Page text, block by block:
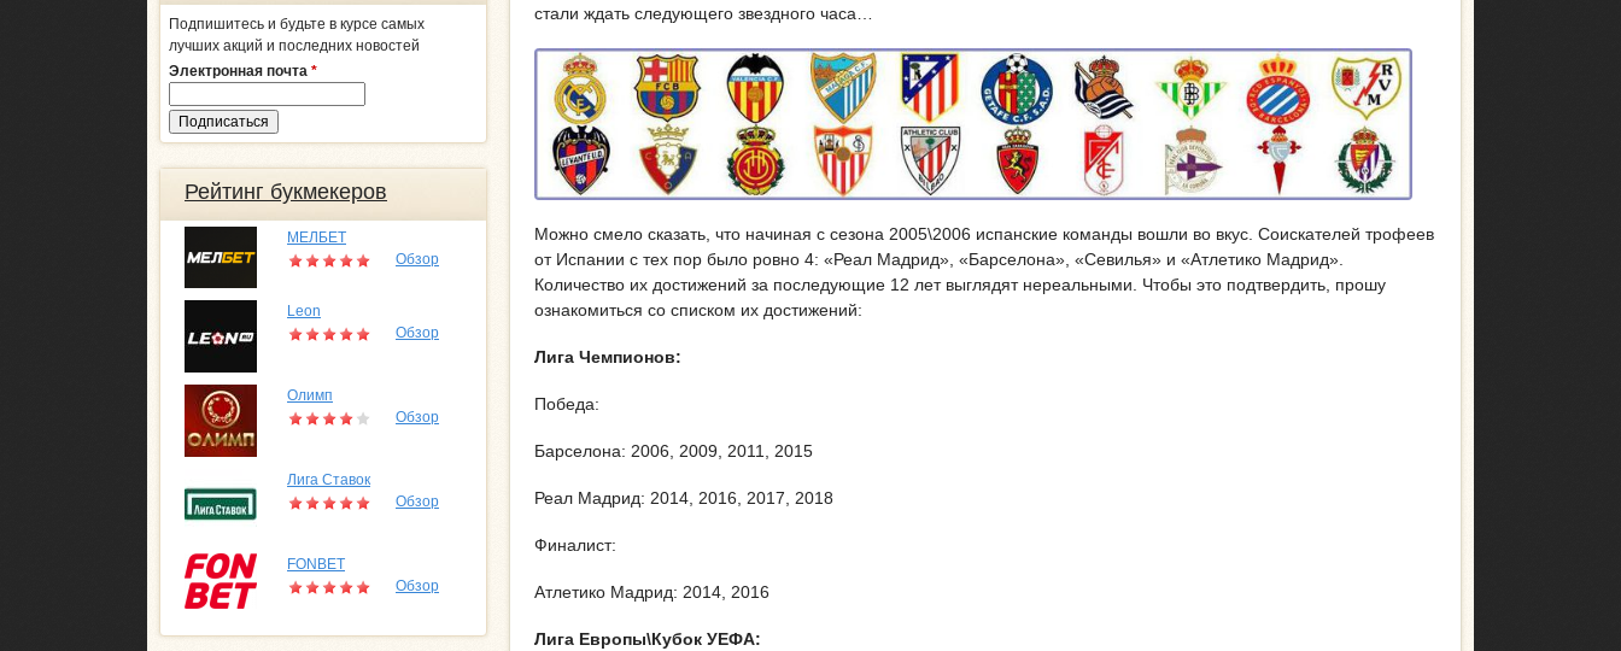
стали ждать следующего звездного часа…
Можно смело сказать, что начиная с сезона 2005\2006 испанские команды вошли во вкус. Соискателей трофеев
от Испании с тех пор было ровно 4: «Реал Мадрид», «Барселона», «Севилья» и «Атлетико Мадрид».
Количество их достижений за последующие 12 лет выглядят нереальными. Чтобы это подтвердить, прошу
ознакомиться со списком их достижений:
Лига Чемпионов:
Победа:
Барселона: 2006, 2009, 2011, 2015
Реал Мадрид: 2014, 2016, 2017, 2018
Финалист:
Атлетико Мадрид: 2014, 2016
Лига Европы\Кубок УЕФА:
Подпишитесь и будьте в курсе самых
лучших акций и последних новостей
Электронная почта *
Рейтинг букмекеров
МЕЛБЕТ
Обзор
Leon
Обзор
Олимп
Обзор
Лига Ставок
Обзор
FONBET
Обзор